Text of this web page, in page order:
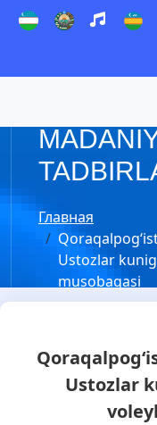
Главная
Ustozlar
musobaqasi
Ustozlar